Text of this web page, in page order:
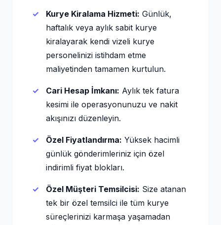
Kurye Kiralama Hizmeti: Günlük,
haftalık veya aylık sabit kurye
kiralayarak kendi vizeli kurye
personelinizi istihdam etme
maliyetinden tamamen kurtulun.
Cari Hesap İmkanı: Aylık tek fatura
kesimi ile operasyonunuzu ve nakit
akışınızı düzenleyin.
Özel Fiyatlandırma: Yüksek hacimli
günlük gönderimleriniz için özel
indirimli fiyat blokları.
Özel Müşteri Temsilcisi: Size atanan
tek bir özel temsilci ile tüm kurye
süreçlerinizi karmaşa yaşamadan